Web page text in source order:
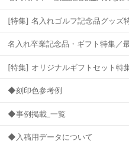
[特集] 名入れゴルフ記念品グッズ
名入れ卒業記念品・ギフト特集
[特集] オリジナルギフトセット特
◆刻印色参考例
◆事例掲載_一覧
◆入稿用データについて